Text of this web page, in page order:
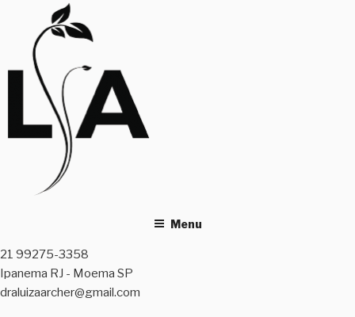
content
Menu
21 99275-3358
Ipanema RJ - Moema SP
draluizaarcher@gmail.com